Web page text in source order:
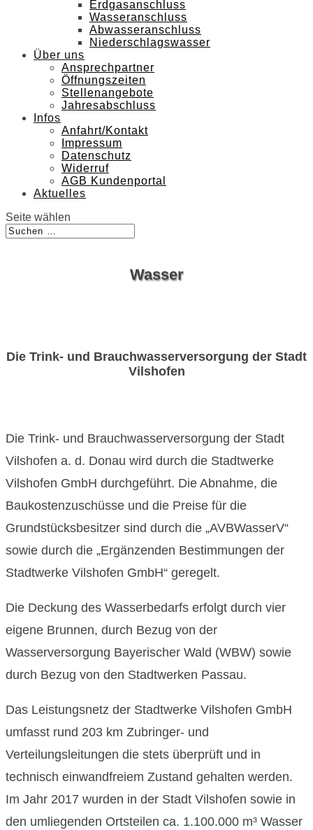
Erdgasanschluss
Wasseranschluss
Abwasseranschluss
Niederschlagswasser
Über uns
Ansprechpartner
Öffnungszeiten
Stellenangebote
Jahresabschluss
Infos
Anfahrt/Kontakt
Impressum
Datenschutz
Widerruf
AGB Kundenportal
Aktuelles
Seite wählen
Wasser
Die Trink- und Brauchwasserversorgung der Stadt
Vilshofen
Die Trink- und Brauchwasserversorgung der Stadt
Vilshofen a. d. Donau wird durch die Stadtwerke
Vilshofen GmbH durchgeführt. Die Abnahme, die
Baukostenzuschüsse und die Preise für die
Grundstücksbesitzer sind durch die „AVBWasserV“
sowie durch die „Ergänzenden Bestimmungen der
Stadtwerke Vilshofen GmbH“ geregelt.
Die Deckung des Wasserbedarfs erfolgt durch vier
eigene Brunnen, durch Bezug von der
Wasserversorgung Bayerischer Wald (WBW) sowie
durch Bezug von den Stadtwerken Passau.
Das Leistungsnetz der Stadtwerke Vilshofen GmbH
umfasst rund 203 km Zubringer- und
Verteilungsleitungen die stets überprüft und in
technisch einwandfreiem Zustand gehalten werden.
Im Jahr 2017 wurden in der Stadt Vilshofen sowie in
den umliegenden Ortsteilen ca. 1.100.000 m³ Wasser